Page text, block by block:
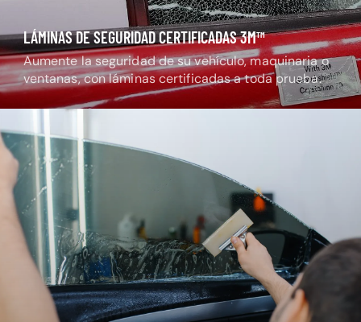
LÁMINAS DE SEGURIDAD CERTIFICADAS 3M™
Aumente la seguridad de su vehículo, maquinaria o
ventanas, con láminas certificadas a toda prueba.